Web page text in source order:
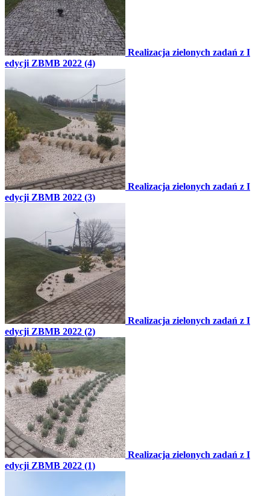
Realizacja zielonych zadań z I
edycji ZBMB 2022 (4)
Realizacja zielonych zadań z I
edycji ZBMB 2022 (3)
Realizacja zielonych zadań z I
edycji ZBMB 2022 (2)
Realizacja zielonych zadań z I
edycji ZBMB 2022 (1)